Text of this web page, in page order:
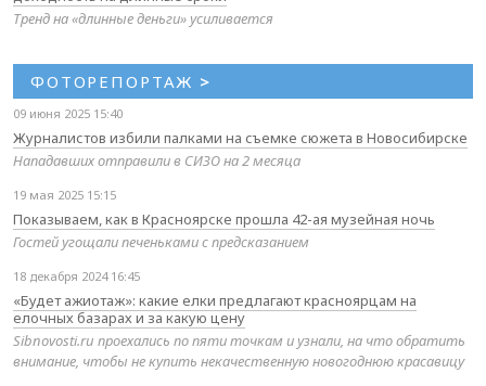
Тренд на «длинные деньги» усиливается
ФОТОРЕПОРТАЖ >
09 июня 2025 15:40
Журналистов избили палками на съемке сюжета в Новосибирске
Нападавших отправили в СИЗО на 2 месяца
19 мая 2025 15:15
Показываем, как в Красноярске прошла 42-ая музейная ночь
Гостей угощали печеньками с предсказанием
18 декабря 2024 16:45
«Будет ажиотаж»: какие елки предлагают красноярцам на
елочных базарах и за какую цену
Sibnovosti.ru проехались по пяти точкам и узнали, на что обратить
внимание, чтобы не купить некачественную новогоднюю красавицу